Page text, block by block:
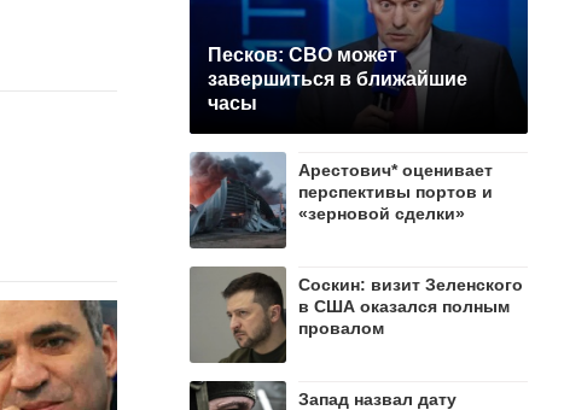
Песков: СВО может
завершиться в ближайшие
часы
Арестович* оценивает
перспективы портов и
«зерновой сделки»
Соскин: визит Зеленского
в США оказался полным
провалом
Запад назвал дату